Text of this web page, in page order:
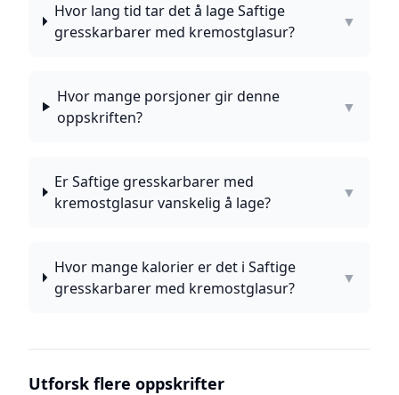
Hvor lang tid tar det å lage Saftige
gresskarbarer med kremostglasur?
▼
Hvor mange porsjoner gir denne
oppskriften?
▼
Er Saftige gresskarbarer med
kremostglasur vanskelig å lage?
▼
Hvor mange kalorier er det i Saftige
gresskarbarer med kremostglasur?
▼
Utforsk flere oppskrifter